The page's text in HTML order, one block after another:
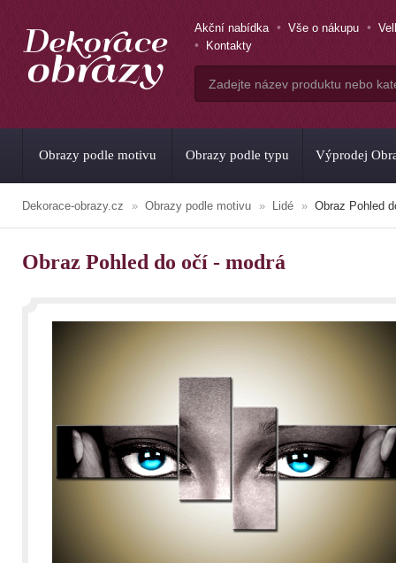
Akční nabídka Vše o nákupu
Kontakty
Obrazy podle motivu Obrazy podle typu Výprodej
Dekorace-obrazy.cz Obrazy podle motivu Lidé Obraz Pohled
Obraz Pohled do očí - modrá